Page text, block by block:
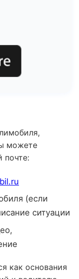
можете
почте:
(если
ситуации
как основания